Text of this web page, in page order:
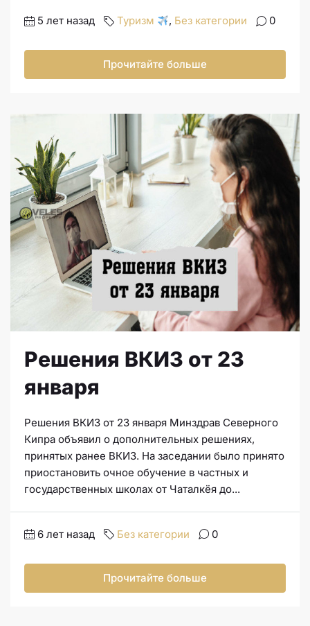
5 лет назад Туризм , Без категории 0
Прочитайте больше
Решения ВКИЗ от 23
января
Решения ВКИЗ от 23 января Минздрав Северного
Кипра объявил о дополнительных решениях,
принятых ранее ВКИЗ. На заседании было принято
приостановить очное обучение в частных и
государственных школах от Чаталкёя до...
6 лет назад Без категории 0
Прочитайте больше